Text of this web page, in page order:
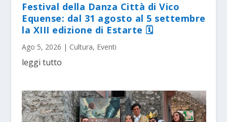
Festival della Danza Città di Vico
Equense: dal 31 agosto al 5 settembre
la XIII edizione di Estarte 🗓
Ago 5, 2026 | Cultura, Eventi
leggi tutto